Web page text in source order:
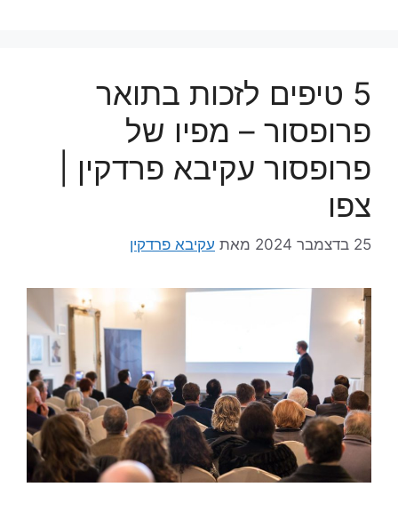
5 טיפים לזכות בתואר
פרופסור – מפיו של
פרופסור עקיבא פרדקין |
צפו
25 בדצמבר 2024 מאת עקיבא פרדקין